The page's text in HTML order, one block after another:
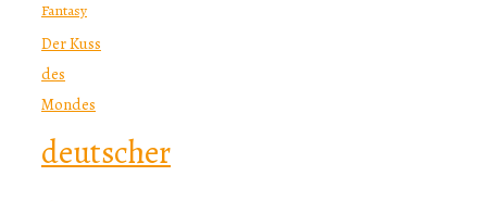
Fantasy
Der Kuss
des
Mondes
deutscher